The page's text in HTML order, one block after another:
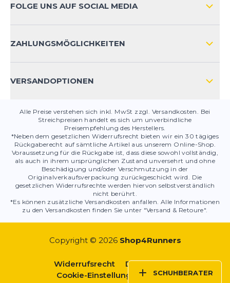
KONTAKT
PRODUKTSICHERHEIT
FOLGE UNS AUF SOCIAL MEDIA
ZAHLUNGSMÖGLICHKEITEN
VERSANDOPTIONEN
Alle Preise verstehen sich inkl. MwSt zzgl. Versandkosten. Bei
Streichpreisen handelt es sich um unverbindliche
Preisempfehlung des Herstellers.
*Neben dem gesetzlichen Widerrufsrecht bieten wir ein 30 tägiges
Rückgaberecht auf sämtliche Artikel aus unserem Online-Shop.
Voraussetzung für die Rückgabe ist, dass diese sowohl vollständig,
als auch in ihrem ursprünglichen Zustand unversehrt und ohne
Beschädigung und/oder Verschmutzung in der
Originalverkaufsverpackung zurückgeschickt wird. Die
gesetzlichen Widerrufsrechte werden hiervon selbstverständlich
nicht berührt.
*Es können zusätzliche Versandkosten anfallen. Alle Informationen
zu den Versandkosten finden Sie unter "Versand & Retoure".
Copyright © 2026 Shop4Runners
Widerrufsrecht
Datenschutz
Cookie-Einstellungen
AGBs
SCHUHBERATER